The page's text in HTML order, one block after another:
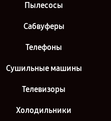
Пылесосы
Сабвуферы
Телефоны
Сушильные машины
Телевизоры
Холодильники